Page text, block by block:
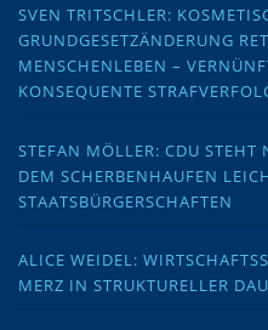
SVEN TRITSCHLER:
GRUNDGESETZÄNDERUNG
MENSCHENLEBEN –
KONSEQUENTE
STEFAN MÖLLER: CDU STEHT
DEM SCHERBENHAUFEN
STAATSBÜRGERSCHAFTEN
ALICE WEIDEL:
MERZ IN STRUKTURELLER